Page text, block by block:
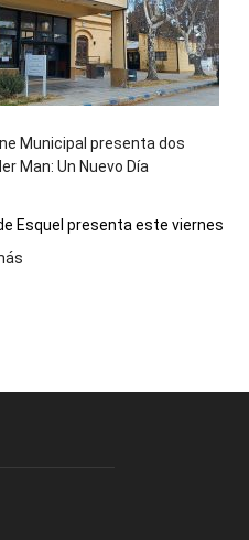
Municipal presenta dos
Man: Un Nuevo Día
Esquel presenta este viernes
presenta